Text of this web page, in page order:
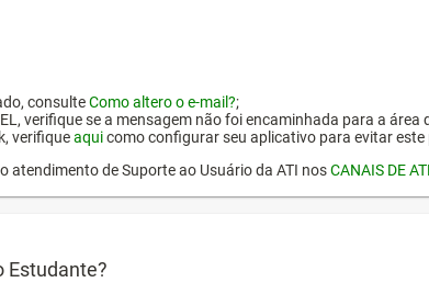
consulteComo altero o e-mail?;
verifique se a mensagem não foi encaminhada para a
verifiqueaquicomo configurar seu aplicativo para evitar este
atendimento de Suporte ao Usuário da ATI nosCANAIS DE
Estudante?